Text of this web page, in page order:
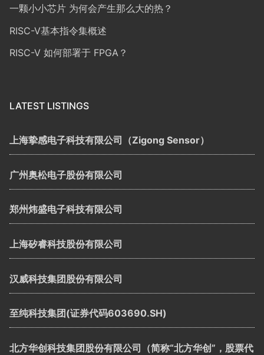
一颗小小芯片 为何会产生那么大的热？
RISC-V基本指令集概述
RISC-V 如何部署于 FPGA？
LATEST LISTINGS
上海挚感电子科技有限公司（Zigong Sensor）
广州奥松电子股份有限公司
郑州炜盛电子科技有限公司
上海矽睿科技股份有限公司
汉威科技集团股份有限公司
至纯科技集团(证券代码603690.SH)
北方华创科技集团股份有限公司（简称“北方华创”，股票代